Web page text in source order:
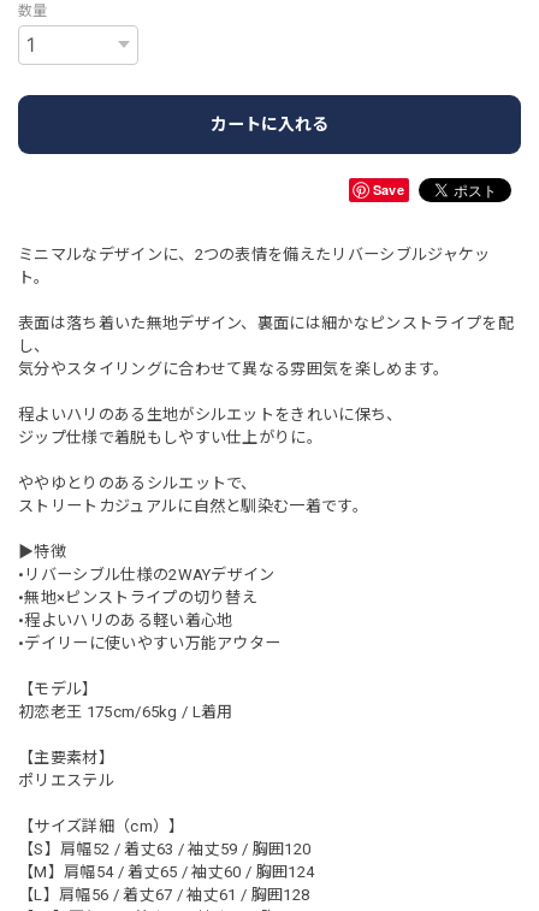
数量
カートに入れる
Save
ミニマルなデザインに、2つの表情を備えたリバーシブルジャケッ
ト。
表面は落ち着いた無地デザイン、裏面には細かなピンストライプを配
し、
気分やスタイリングに合わせて異なる雰囲気を楽しめます。
程よいハリのある生地がシルエットをきれいに保ち、
ジップ仕様で着脱もしやすい仕上がりに。
ややゆとりのあるシルエットで、
ストリートカジュアルに自然と馴染む一着です。
▶︎特徴
•リバーシブル仕様の2WAYデザイン
•無地×ピンストライプの切り替え
•程よいハリのある軽い着心地
•デイリーに使いやすい万能アウター
【モデル】
初恋老王 175cm/65kg / L着用
【主要素材】
ポリエステル
【サイズ詳細（cm）】
【S】肩幅52 / 着丈63 / 袖丈59 / 胸囲120
【M】肩幅54 / 着丈65 / 袖丈60 / 胸囲124
【L】肩幅56 / 着丈67 / 袖丈61 / 胸囲128